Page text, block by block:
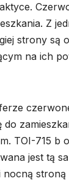
Z
strony są
na ich
TOI-715 b
jest tą